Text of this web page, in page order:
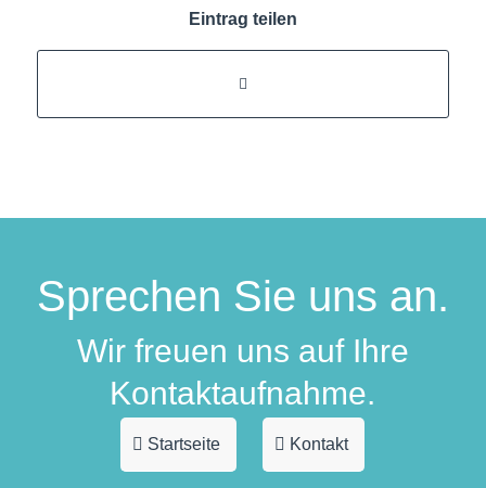
Eintrag teilen
Sprechen Sie uns an.
Wir freuen uns auf Ihre
Kontaktaufnahme.
Startseite Kontakt